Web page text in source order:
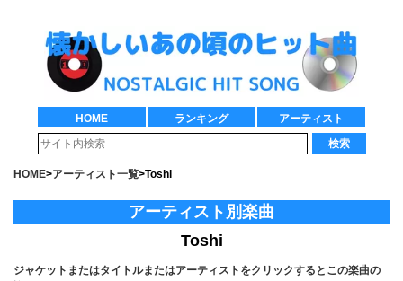
HOME ランキング
アーティスト
検索
HOME>アーティスト一覧>Toshi
アーティスト別楽曲
Toshi
ジャケットまたはタイトルまたはアーティストをクリックするとこの楽曲の